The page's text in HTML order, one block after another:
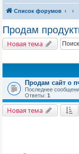
Список форумов
Продам
Новая тема
Продам сайт о
Последнее
Ответы: 1
Новая тема